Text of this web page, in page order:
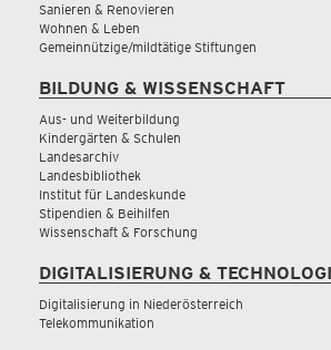
Sanieren & Renovieren
Wohnen & Leben
Gemeinnützige/mildtätige Stiftungen
BILDUNG & WISSENSCHAFT
Aus- und Weiterbildung
Kindergärten & Schulen
Landesarchiv
Landesbibliothek
Institut für Landeskunde
Stipendien & Beihilfen
Wissenschaft & Forschung
DIGITALISIERUNG &
Digitalisierung in Niederösterreich
Telekommunikation